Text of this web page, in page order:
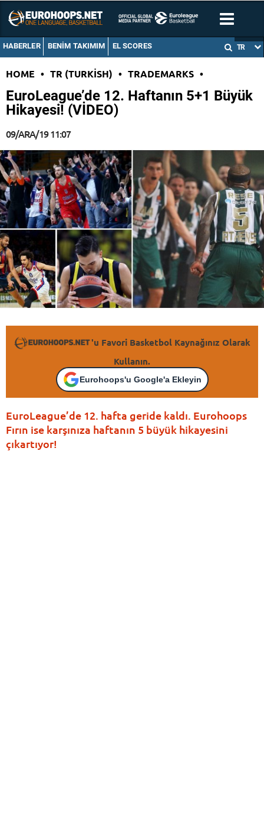
HABERLER BENIM TAKIMIM EL SCORES TR
HOME • TR (TURKISH) • TRADEMARKS •
EuroLeague’de 12. Haftanın 5+1 Büyük
Hikayesi! (VİDEO)
09/ARA/19 11:07
'u Favori Basketbol Kaynağınız Olarak
Kullanın.
Eurohoops'u Google'a Ekleyin
EuroLeague’de 12. hafta geride kaldı. Eurohoops
Fırın ise karşınıza haftanın 5 büyük hikayesini
çıkartıyor!